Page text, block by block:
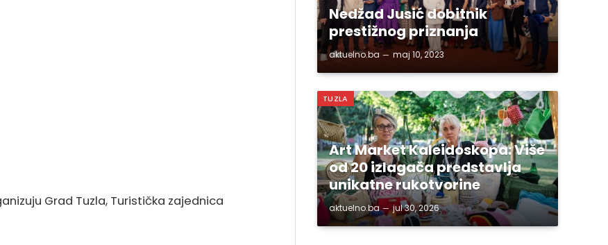
Grad Tuzla, Turistička zajednica
Nedžad Jusić dobitnik
prestižnog priznanja
aktuelno.ba maj 10, 2023
TUZLA
Art Market Kaleidoskopa: Više
od 20 izlagača predstavlja
unikatne rukotvorine
aktuelno.ba jul 30, 2026